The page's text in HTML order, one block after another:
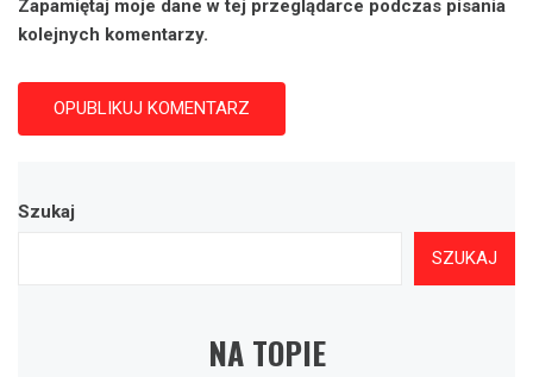
Zapamiętaj moje dane w tej przeglądarce podczas pisania
kolejnych komentarzy.
Szukaj
SZUKAJ
NA TOPIE